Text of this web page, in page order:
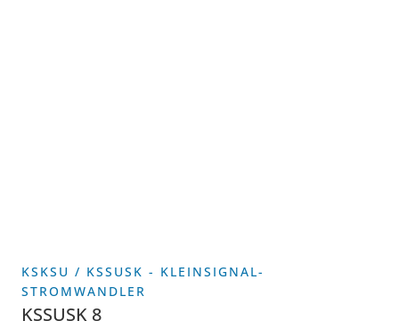
KSKSU / KSSUSK - KLEINSIGNAL-
STROMWANDLER
KSSUSK 8